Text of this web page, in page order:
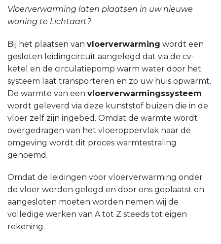
Vloerverwarming laten plaatsen in uw nieuwe
woning te Lichtaart?
Bij het plaatsen van vloerverwarming wordt een
gesloten leidingcircuit aangelegd dat via de cv-
ketel en de circulatiepomp warm water door het
systeem laat transporteren en zo uw huis opwarmt.
De warmte van een vloerverwarmingssysteem
wordt geleverd via deze kunststof buizen die in de
vloer zelf zijn ingebed. Omdat de warmte wordt
overgedragen van het vloeroppervlak naar de
omgeving wordt dit proces warmtestraling
genoemd.
Omdat de leidingen voor vloerverwarming onder
de vloer worden gelegd en door ons geplaatst en
aangesloten moeten worden nemen wij de
volledige werken van A tot Z steeds tot eigen
rekening.